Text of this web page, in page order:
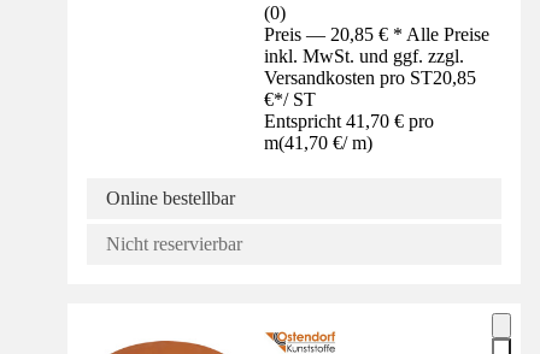
(0)
Preis — 20,85 € * Alle Preise
inkl. MwSt. und ggf. zzgl.
Versandkosten pro ST20,85
€*/ ST
Entspricht 41,70 € pro
m(41,70 €/ m)
Online bestellbar
Nicht reservierbar